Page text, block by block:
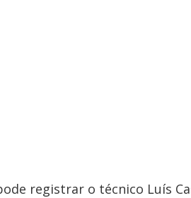
registrar o técnico Luís